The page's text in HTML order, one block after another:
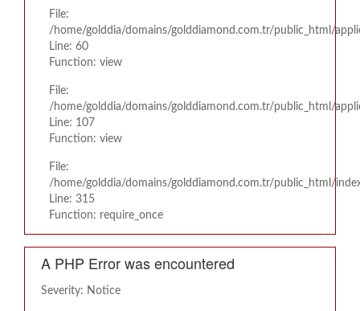
File:
/home/golddia/domains/golddiamond.com.tr/public_html/
Line: 60
Function: view
File:
/home/golddia/domains/golddiamond.com.tr/public_html/
Line: 107
Function: view
File:
/home/golddia/domains/golddiamond.com.tr/public_html/
Line: 315
Function: require_once
A PHP Error was encountered
Severity: Notice